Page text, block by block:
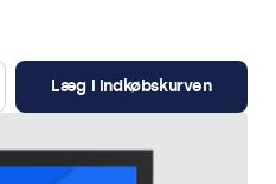
Læg i indkøbskurven